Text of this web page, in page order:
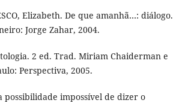
Elizabeth. De que amanhã…: diálogo.
Jorge Zahar, 2004.
2 ed. Trad. Miriam Chaiderman e
Perspectiva, 2005.
possibilidade impossível de dizer o